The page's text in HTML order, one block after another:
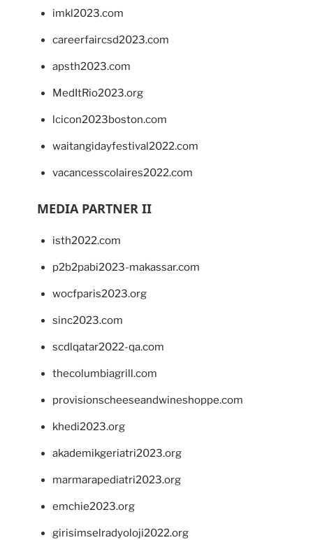
imkl2023.com
careerfaircsd2023.com
apsth2023.com
MedItRio2023.org
lcicon2023boston.com
waitangidayfestival2022.com
vacancesscolaires2022.com
MEDIA PARTNER II
isth2022.com
p2b2pabi2023-makassar.com
wocfparis2023.org
sinc2023.com
scdlqatar2022-qa.com
thecolumbiagrill.com
provisionscheeseandwineshoppe.com
khedi2023.org
akademikgeriatri2023.org
marmarapediatri2023.org
emchie2023.org
girisimselradyoloji2022.org